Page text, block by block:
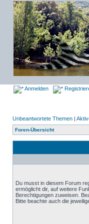
Anmelden
Unbeantwortete Themen |
Foren-Übersicht
Du musst in diesem Forum
ermöglicht dir, auf weitere
Berechtigungen zuweisen.
Bitte beachte auch die